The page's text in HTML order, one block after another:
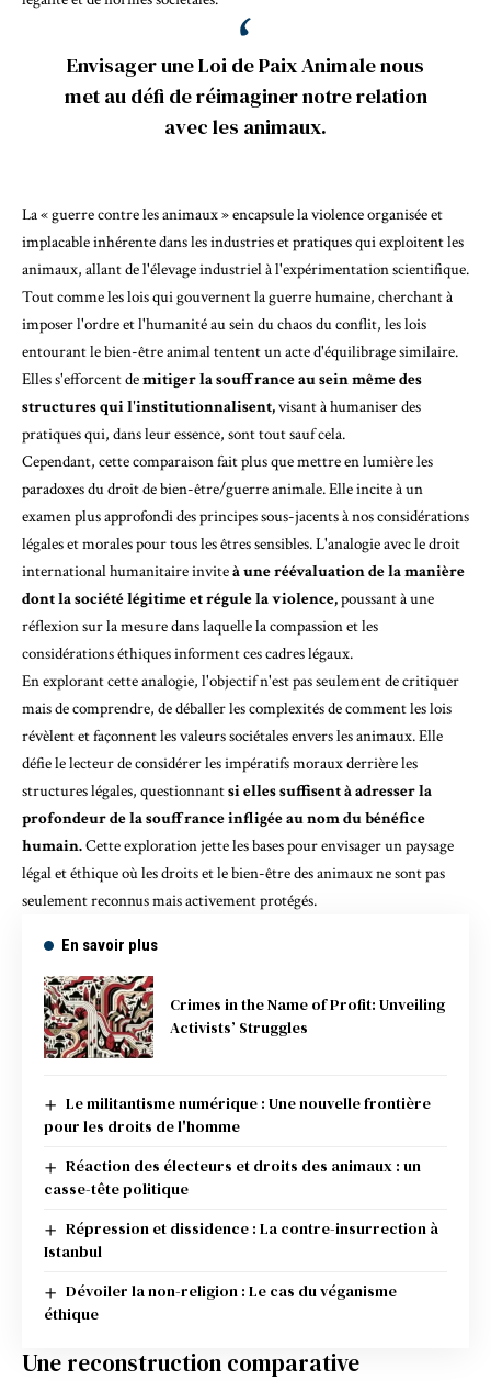
Envisager une Loi de Paix Animale nous
met au défi de réimaginer notre relation
avec les animaux.
La « guerre contre les animaux » encapsule la violence organisée et
implacable inhérente dans les industries et pratiques qui exploitent les
animaux, allant de l'élevage industriel à l'expérimentation scientifique.
Tout comme les lois qui gouvernent la guerre humaine, cherchant à
imposer l'ordre et l'humanité au sein du chaos du conflit, les lois
entourant le bien-être animal tentent un acte d'équilibrage similaire.
Elles s'efforcent demitiger la souffrance au sein même des
structures qui l'institutionnalisent,visant à humaniser des
pratiques qui, dans leur essence, sont tout sauf cela.
Cependant, cette comparaison fait plus que mettre en lumière les
paradoxes du droit de bien-être/guerre animale. Elle incite à un
examen plus approfondi des principes sous-jacents à nos considérations
légales et morales pour tous les êtres sensibles. L'analogie avec le droit
international humanitaire inviteà une réévaluation de la manière
dont la société légitime et régule la violence,poussant à une
réflexion sur la mesure dans laquelle la compassion et les
considérations éthiques informent ces cadres légaux.
En explorant cette analogie, l'objectif n'est pas seulement de critiquer
mais de comprendre, de déballer les complexités de comment les lois
révèlent et façonnent les valeurs sociétales envers les animaux. Elle
défie le lecteur de considérer les impératifs moraux derrière les
structures légales, questionnantsi elles suffisent à adresser la
profondeur de la souffrance infligée au nom du bénéfice
humain.Cette exploration jette les bases pour envisager un paysage
légal et éthique où les droits et le bien-être des animaux ne sont pas
seulement reconnus mais activement protégés.
En savoir plus
Crimes in the Name of Profit: Unveiling
Activists’ Struggles
Le militantisme numérique : Une nouvelle frontière
pour les droits de l'homme
Réaction des électeurs et droits des animaux : un
casse-tête politique
Répression et dissidence : La contre-insurrection à
Istanbul
Dévoiler la non-religion : Le cas du véganisme
éthique
Une reconstruction comparative